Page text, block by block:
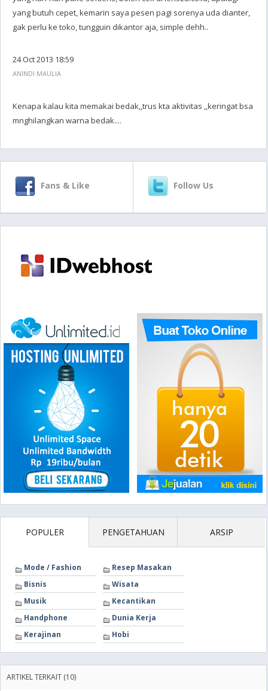
yang butuh cepet, kemarin saya pesen pagi sorenya uda dianter,
gak perlu ke toko, tungguin dikantor aja, simple dehh..
24 Oct 2013 18:59
ANINDI MAULIA
Kenapa kalau kita memakai bedak,,trus kta aktivitas ,,keringat bsa
mnghilangkan warna bedak....
Fans & Like Follow Us
POPULER PENGETAHUAN ARSIP
Mode / Fashion
Resep Masakan
Bisnis
Wisata
Musik
Kecantikan
Handphone
Dunia Kerja
Kerajinan
Hobi
ARTIKEL TERKAIT (10)